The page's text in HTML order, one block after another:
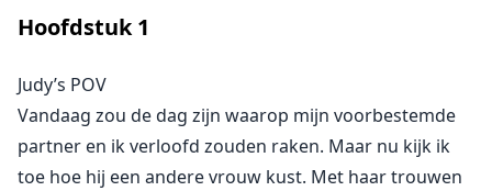
ultieme playboy die nooit twee keer met dezelfde
vrouw slaapt.
keer op keer.
Hoofdstuk1
Judy’s POV
Vandaag zou de dag zijn waarop mijn voorbestemde
partner en ik verloofd zouden raken. Maar nu kijk ik
toe hoe hij een andere vrouw kust. Met haar trouwen